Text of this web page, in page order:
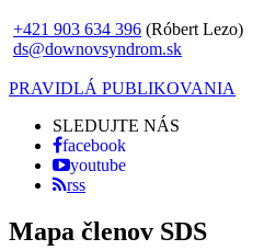
+421 903 634 396 (Róbert Lezo)
ds@downovsyndrom.sk
PRAVIDLÁ PUBLIKOVANIA
SLEDUJTE NÁS
facebook
youtube
rss
Mapa členov SDS